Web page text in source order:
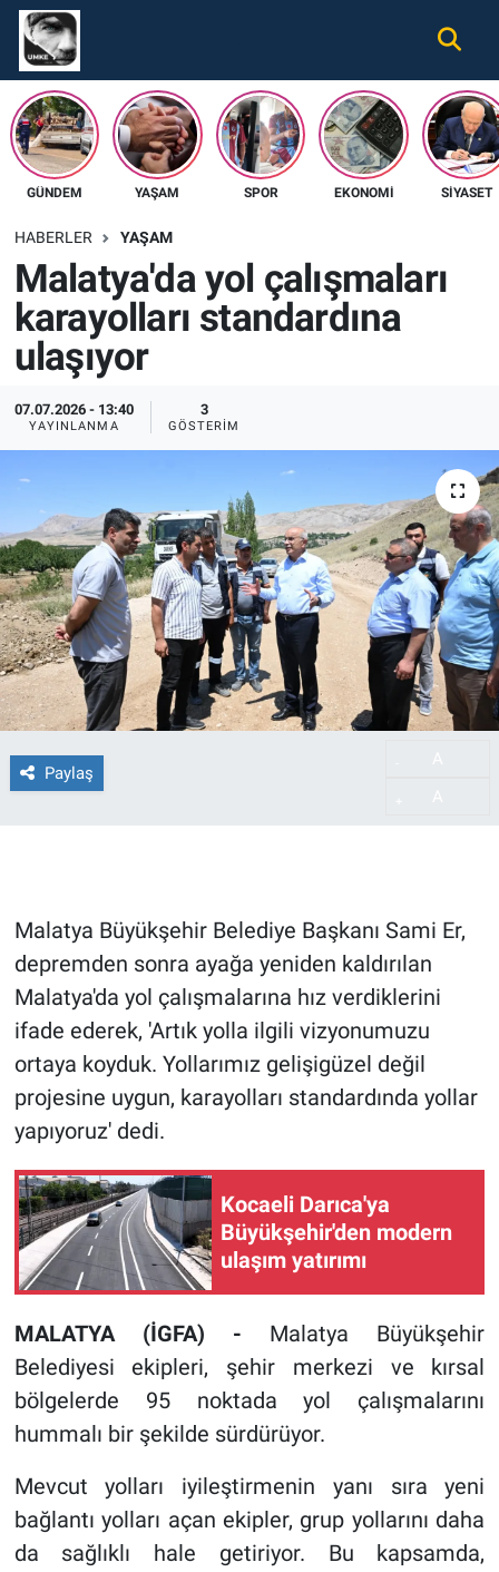
GÜNDEM YAŞAM SPOR EKONOMI SIYASET
HABERLER YAŞAM
Malatya'da yol çalışmaları
karayolları standardına
ulaşıyor
07.07.2026 - 13:40
YAYINLANMA
3
GÖSTERIM
Paylaş
Malatya Büyükşehir Belediye Başkanı Sami Er,
depremden sonra ayağa yeniden kaldırılan
Malatya'da yol çalışmalarına hız verdiklerini
ifade ederek, 'Artık yolla ilgili vizyonumuzu
ortaya koyduk. Yollarımız gelişigüzel değil
projesine uygun, karayolları standardında yollar
yapıyoruz' dedi.
Kocaeli Darıca'ya
Büyükşehir'den modern
ulaşım yatırımı
MALATYA (İGFA) - Malatya Büyükşehir
Belediyesi ekipleri, şehir merkezi ve kırsal
bölgelerde 95 noktada yol çalışmalarını
hummalı bir şekilde sürdürüyor.
Mevcut yolları iyileştirmenin yanı sıra yeni
bağlantı yolları açan ekipler, grup yollarını daha
da sağlıklı hale getiriyor. Bu kapsamda,
Gündem
Ekonomi
Spor
Tüm Haberler
İletişim
Künye
Nöbetçi Eczaneler
Hava Durumu
Namaz Vakitleri
Süper Lig Puan Durumu ve Fikstür
Tüm Manşetler
Son Dakika Haberleri